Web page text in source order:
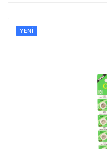
YENI